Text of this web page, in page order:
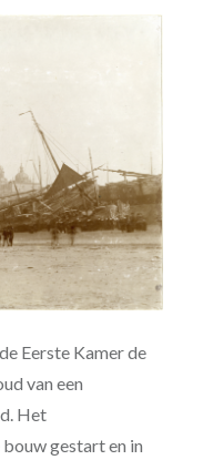
Eerste Kamer de
van een
Het
gestart en in